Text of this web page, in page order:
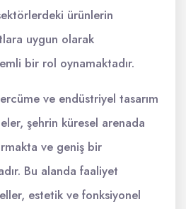
ürünlerin
uygun olarak
bir rol oynamaktadır.
ve endüstriyel tasarım
şehrin küresel arenada
ve geniş bir
Bu alanda faaliyet
estetik ve fonksiyonel